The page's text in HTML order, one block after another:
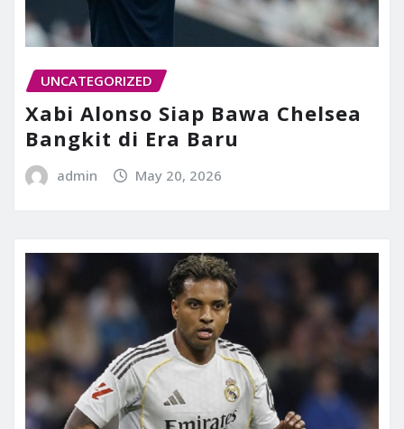
UNCATEGORIZED
Xabi Alonso Siap Bawa Chelsea
Bangkit di Era Baru
admin May 20, 2026